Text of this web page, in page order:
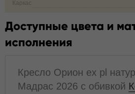
Каркас
Доступные цвета и
исполнения
Кресло Орион ех pl
Мадрас 2026 с обивкой